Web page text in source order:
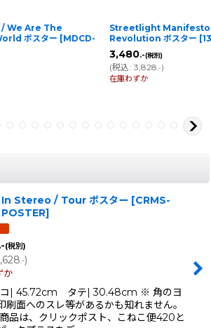
We Are The
ポスター [MDCD-
Streetlight Manifesto
Revolution ポスター [
3,480.-(税別)
(税込: 3,828 .-)
在庫わずか
Stereo / Tour ポスター [CRMS-
]
.-(税別)
.-)
か
| 45.72cm タテ| 30.48cm ※ 角のヨ
刷面へのスレ等があるかも知れません。
品は、クリックポスト、こねこ便420と